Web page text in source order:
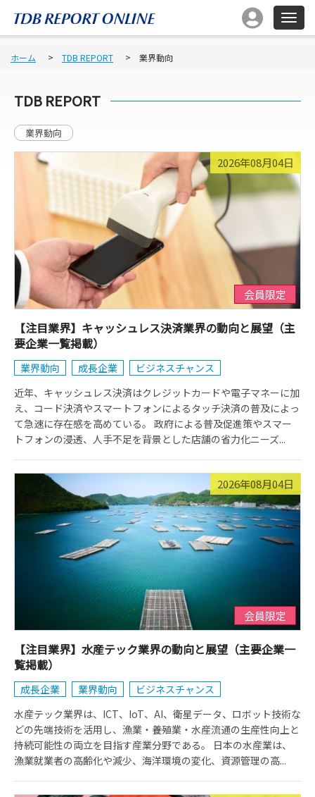
ホーム TDB REPORT 業界動向
TDB REPORT
業界動向
2026年08月04日
会員限定
【注目業界】キャッシュレス決済業界の動向と展望（主
要企業一覧掲載）
業界動向 成長企業
ビジネスチャンス
近年、キャッシュレス決済はクレジットカードや電子マネーに加
え、コード決済やスマートフォンによるタッチ決済の普及によっ
て急速に存在感を高めている。 政府による普及促進策やスマー
トフォンの浸透、人手不足を背景とした店舗の省力化ニーズ...
2026年08月04日
会員限定
【注目業界】水産テック業界の動向と展望（主要企業一
覧掲載）
成長企業 業界動向
ビジネスチャンス
水産テック業界は、ICT、IoT、AI、衛星データ、ロボット技術な
どの先端技術を活用し、漁業・養殖業・水産流通の生産性向上と
持続可能性の両立を目指す産業分野である。 日本の水産業は、
漁業就業者の高齢化や減少、海洋環境の変化、資源管理の高...